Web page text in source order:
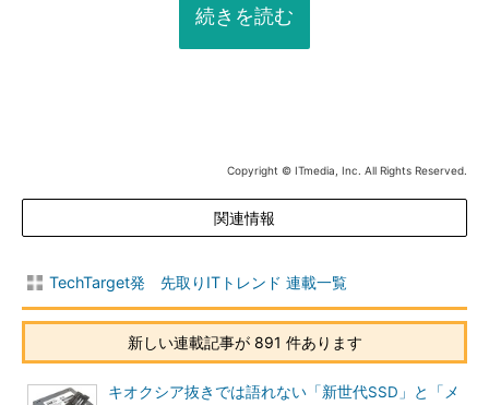
続きを読む
Copyright © ITmedia, Inc. All Rights Reserved.
関連情報
TechTarget発 先取りITトレンド 連載一覧
新しい連載記事が 891 件あります
キオクシア抜きでは語れない「新世代SSD」と「メ